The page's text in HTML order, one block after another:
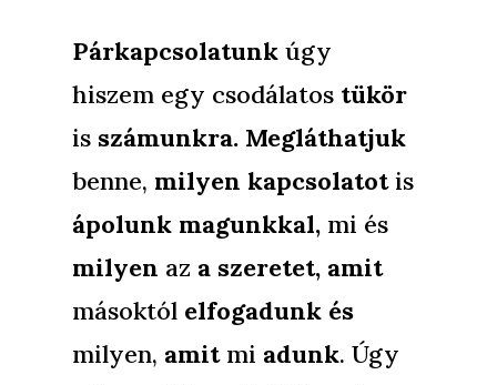
Párkapcsolatunkúgy
hiszem egy csodálatos tükör
is számunkra. Megláthatjuk
benne, milyen kapcsolatotis
ápolunk magunkkal,mi és
milyen az a szeretet, amit
másoktól elfogadunk és
milyen, amitmi adunk. Úgy